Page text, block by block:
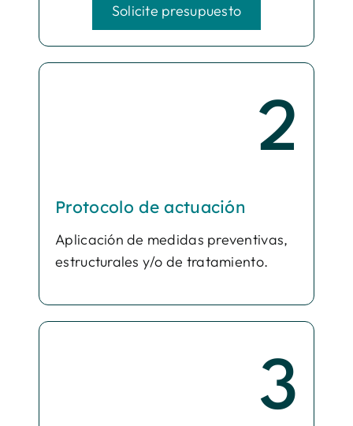
Solicite presupuesto
2
Protocolo de actuación
Aplicación de medidas preventivas,
estructurales y/o de tratamiento.
3